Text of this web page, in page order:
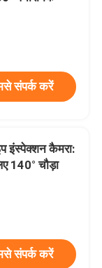
संपर्क करें
इंस्पेक्शन कैमरा:
140° चौड़ा
संपर्क करें